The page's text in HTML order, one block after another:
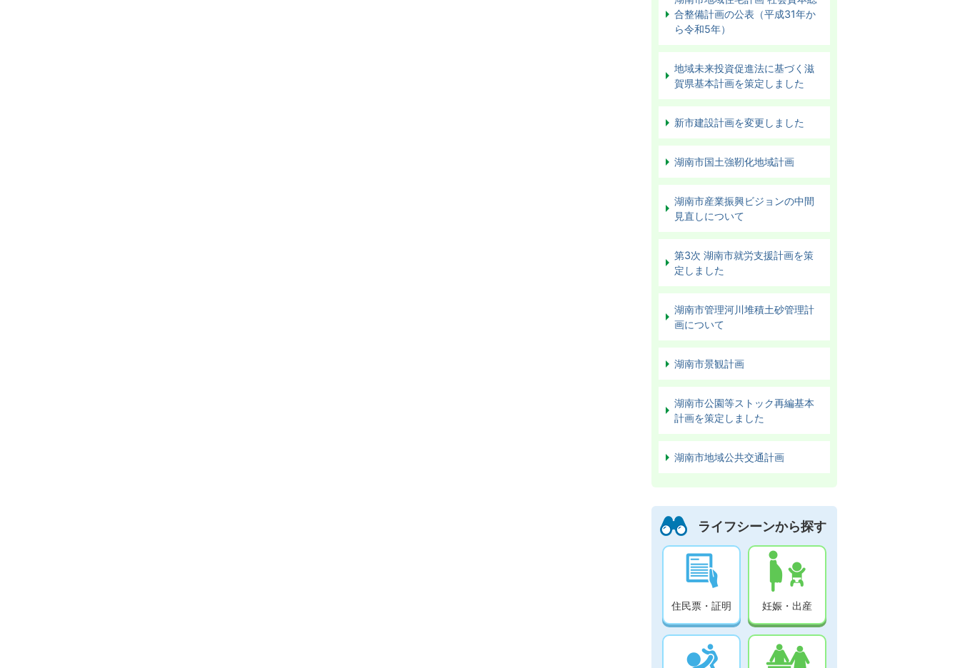
合整備計画の公表（平成31年か
ら令和5年）
地域未来投資促進法に基づく滋
賀県基本計画を策定しました
新市建設計画を変更しました
湖南市国土強靭化地域計画
湖南市産業振興ビジョンの中間
見直しについて
第3次 湖南市就労支援計画を策
定しました
湖南市管理河川堆積土砂管理計
画について
湖南市景観計画
湖南市公園等ストック再編基本
計画を策定しました
湖南市地域公共交通計画
ライフシーンから探す
住民票・証明 妊娠・出産